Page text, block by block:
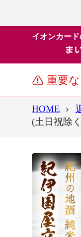
イオンカー
重要
HOME
(土日祝除